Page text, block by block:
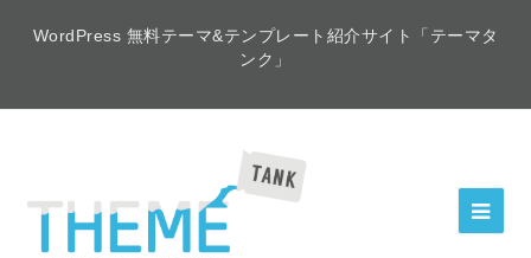
WordPress 無料テーマ&テンプレート紹介サイト「テーマタ
ンク」